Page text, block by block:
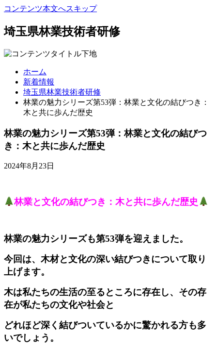
コンテンツ本文へスキップ
埼玉県林業技術者研修
ホーム
新着情報
埼玉県林業技術者研修
林業の魅力シリーズ第53弾：林業と文化の結びつき：
木と共に歩んだ歴史
林業の魅力シリーズ第53弾：林業と文化の結びつ
き：木と共に歩んだ歴史
2024年8月23日
林業と文化の結びつき：木と共に歩んだ歴史
林業の魅力シリーズも第53弾を迎えました。
今回は、木材と文化の深い結びつきについて取り
上げます。
木は私たちの生活の至るところに存在し、その存
在が私たちの文化や社会と
どれほど深く結びついているかに驚かれる方も多
いでしょう。